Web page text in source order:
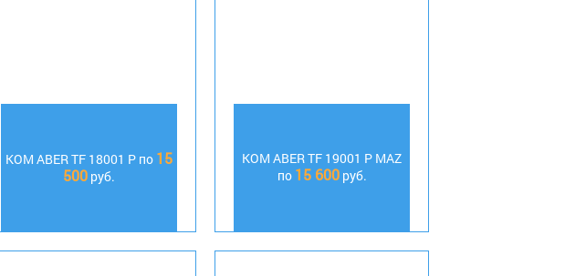
КОМ ABER TF 18001 P по 15
500 руб.
КОМ АBER TF 19001 P MAZ
по 15 600руб.